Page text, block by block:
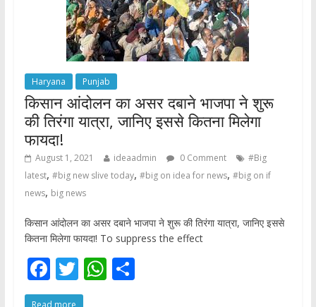
Haryana Punjab
किसान आंदोलन का असर दबाने भाजपा ने शुरू
की तिरंगा यात्रा, जानिए इससे कितना मिलेगा
फायदा!
August 1, 2021 ideaadmin 0 Comment
#Big
latest, #big new slive today, #big on idea for news, #big on if
news, big news
किसान आंदोलन का असर दबाने भाजपा ने शुरू की तिरंगा यात्रा, जानिए इससे
कितना मिलेगा फायदा! To suppress the effect
F
ac
T
w
W S